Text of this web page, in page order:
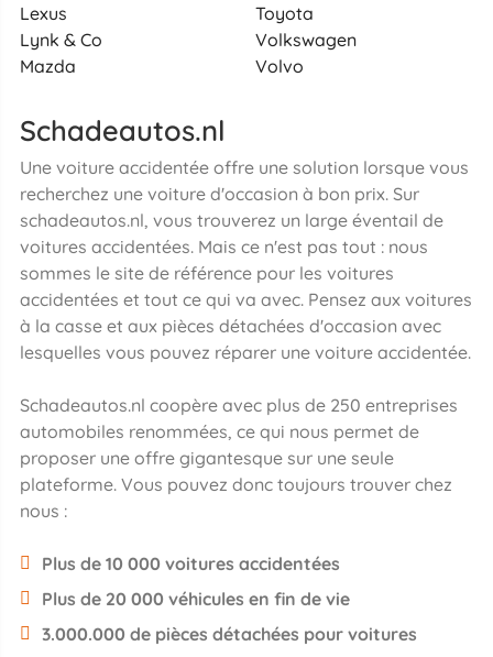
Lexus
Lynk & Co
Mazda
Toyota
Volkswagen
Volvo
Schadeautos.nl
Une voiture accidentée offre une solution lorsque vous
recherchez une voiture d'occasion à bon prix. Sur
schadeautos.nl, vous trouverez un large éventail de
voitures accidentées. Mais ce n'est pas tout : nous
sommes le site de référence pour les voitures
accidentées et tout ce qui va avec. Pensez aux voitures
à la casse et aux pièces détachées d'occasion avec
lesquelles vous pouvez réparer une voiture accidentée.
Schadeautos.nl coopère avec plus de 250 entreprises
automobiles renommées, ce qui nous permet de
proposer une offre gigantesque sur une seule
plateforme. Vous pouvez donc toujours trouver chez
nous :
Plus de 10 000 voitures accidentées
Plus de 20 000 véhicules en fin de vie
3.000.000 de pièces détachées pour voitures